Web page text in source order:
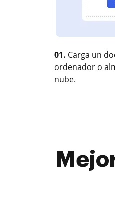
01. Carga un
ordenador o
nube.